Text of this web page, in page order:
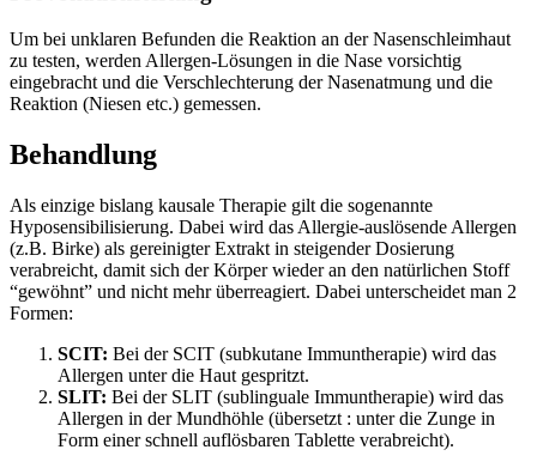
Um bei unklaren Befunden die Reaktion an der Nasenschleimhaut
zu testen, werden Allergen-Lösungen in die Nase vorsichtig
eingebracht und die Verschlechterung der Nasenatmung und die
Reaktion (Niesen etc.) gemessen.
Behandlung
Als einzige bislang kausale Therapie gilt die sogenannte
Hyposensibilisierung. Dabei wird das Allergie-auslösende Allergen
(z.B. Birke) als gereinigter Extrakt in steigender Dosierung
verabreicht, damit sich der Körper wieder an den natürlichen Stoff
“gewöhnt” und nicht mehr überreagiert. Dabei unterscheidet man 2
Formen:
SCIT: Bei der SCIT (subkutane Immuntherapie) wird das
Allergen unter die Haut gespritzt.
SLIT: Bei der SLIT (sublinguale Immuntherapie) wird das
Allergen in der Mundhöhle (übersetzt : unter die Zunge in
Form einer schnell auflösbaren Tablette verabreicht).